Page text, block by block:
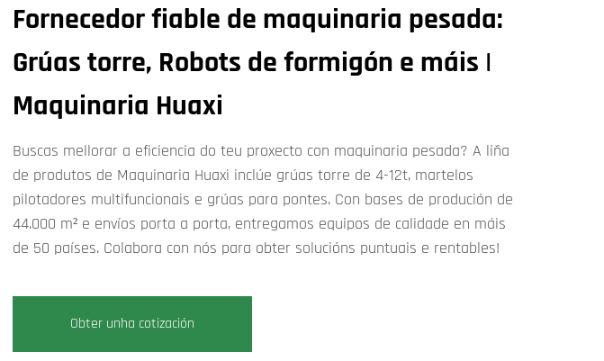
Fornecedor fiable de maquinaria pesada:
Grúas torre, Robots de formigón e máis |
Maquinaria Huaxi
Buscas mellorar a eficiencia do teu proxecto con maquinaria pesada? A liña
de produtos de Maquinaria Huaxi inclúe grúas torre de 4-12t, martelos
pilotadores multifuncionais e grúas para pontes. Con bases de produción de
44.000 m² e envíos porta a porta, entregamos equipos de calidade en máis
de 50 países. Colabora con nós para obter solucións puntuais e rentables!
Obter unha cotización